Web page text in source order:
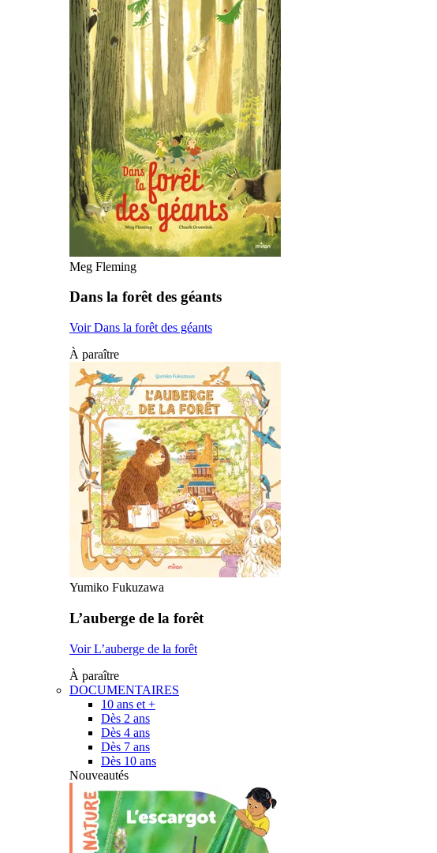
Meg Fleming
Dans la forêt des géants
Voir Dans la forêt des géants
À paraître
Yumiko Fukuzawa
L’auberge de la forêt
Voir L’auberge de la forêt
À paraître
DOCUMENTAIRES
10 ans et +
Dès 2 ans
Dès 4 ans
Dès 7 ans
Dès 10 ans
Nouveautés